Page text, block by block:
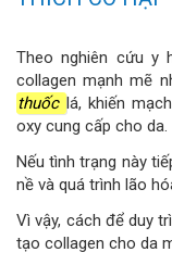
Theo nghiên cứu y
collagen mạnh mẽ
thuốc lá, khiến
oxy cung cấp cho da.
Nếu tình trạng này
nề và quá trình lão
Vì vậy, cách để duy
tạo collagen cho da